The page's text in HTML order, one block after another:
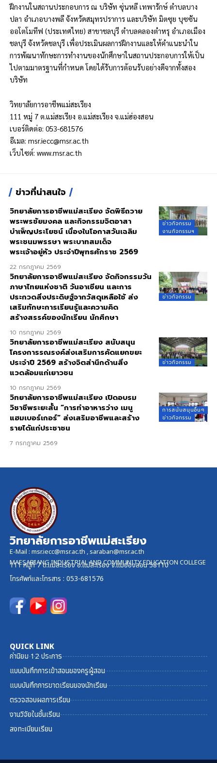
ฝึกงานในสถานประกอบการ ณ บริษัท ซุ่นหลี เทพารักษ์ ตำบลบาง
ปลา อำเภอบางพลี จังหวัดสมุทรปราการ และบริษัท มิตซุย บุซซัน
ออโตโมทีฟ (ประเทศไทย) สาขาชลบุรี ตำบลคลองตำหรุ อำเภอเมือง
ชลบุรี จังหวัดชลบุรี เพื่อประเมินผลการฝึกงานและให้คำแนะนำใน
การพัฒนาทักษะการทำงานของนักศึกษาในสถานประกอบการให้เป็น
ไปตามมาตรฐานที่กำหนด โดยได้รับการต้อนรับอย่างดีจากทั้งสอง
บริษัท
วิทยาลัยการอาชีพแม่สะเรียง
111 หมู่ 7 ต.แม่สะเรียง อ.แม่สะเรียง จ.แม่ฮ่องสอน
เบอร์ติดต่อ: 053-681576
อีเมล: msr.iecc@msr.ac.th
เว็บไซต์: www.msr.ac.th
ข่าวที่น่าสนใจ
ข่าวกิจกรรม
งานกิจกรรมฯ
วิทยาลัยการอาชีพแม่สะเรียง จัดพิธีถวาย
พระพรชัยมงคล และกิจกรรมจิตอาสา
บำเพ็ญประโยชน์ เนื่องในโอกาสวันเฉลิม
พระชนมพรรษา พระบาทสมเด็จ
พระเจ้าอยู่หัว ประจำปีพุทธศักราช 2569
22 กรกฎาคม 2569
ข่าวกิจกรรม
วิทยาลัยการอาชีพแม่สะเรียง จัดกิจกรรมวัน
ภาษาไทยแห่งชาติ วันอาเซียน และการ
ประกวดสิ่งประดิษฐ์จากวัสดุเหลือใช้ ส่ง
เสริมทักษะการเรียนรู้และความคิด
สร้างสรรค์ของนักเรียน นักศึกษา
10 กรกฎาคม 2569
ข่าวกิจกรรม
วิทยาลัยการอาชีพแม่สะเรียง สนับสนุน
โครงการรณรงค์ส่งเสริมการคัดแยกขยะ
ประจำปี 2569 สร้างจิตสำนึกด้านสิ่ง
แวดล้อมแก่เยาวชน
10 กรกฎาคม 2569
การสนับสนุนอื่นๆ
ข่าวกิจกรรม
วิทยาลัยการอาชีพแม่สะเรียง เปิดอบรม
วิชาชีพระยะสั้น “การทำอาหารว่าง เมนู
แฮมเบอร์เกอร์” ส่งเสริมอาชีพและสร้าง
รายได้แก่ประชาชน
7 กรกฎาคม 2569
วิทยาลัยการอาชีพแม่สะเรียง
E-Mail : msr.iecc@msr.ac.th ,saraban@msr.ac.th
MAESARIANG INDUSTRIAL AND COMMUNITY EDUCATION COLLEGE
111 หมู่ที่ 7 ต.แม่สะเรียง อ.แม่สะเรียง จ.แม่ฮ่องสอน 58110
โทรศัพท์และโทรสาร : 053-681576
QUICK LINK
ค่านิยม 12 ประการ
แบบบันทึกการเข้าสอนของครูผู้สอน
แบบบันทึกการขาดเรียนของนักเรียน
ตรวจสอบผลการเรียน
งานวิจัยในชั้นเรียน
ลงทะเบียนเรียน